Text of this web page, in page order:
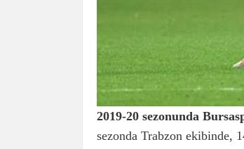
2019-20 sezonunda
sezonda Trabzon ekibinde,